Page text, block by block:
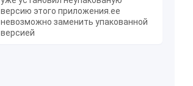
версию этого приложения.ее
невозможно заменить упакованной
версией